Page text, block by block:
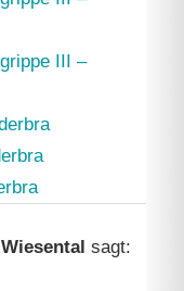
III –
sagt: